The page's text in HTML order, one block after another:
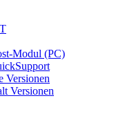
Modul (PC)
Versionen
Versionen